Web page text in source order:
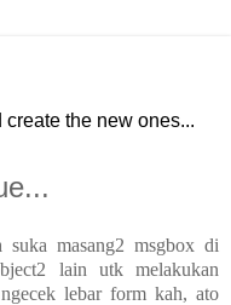
create the new ones...
masang2 msgbox di
lain utk melakukan
lebar form kah, ato